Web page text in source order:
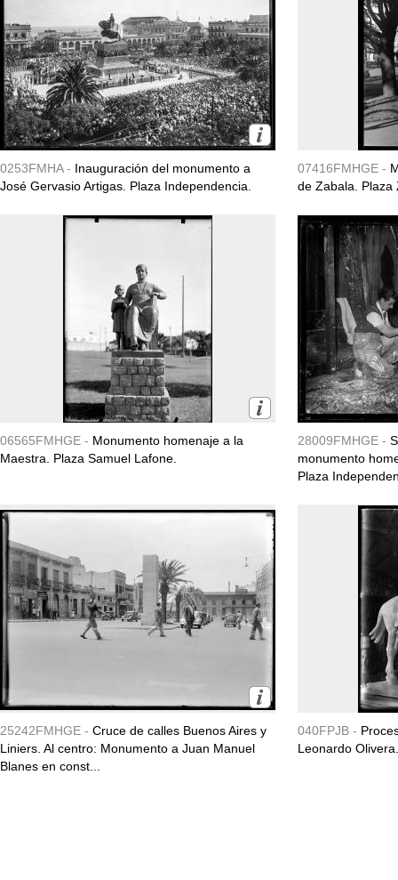
0253FMHA - Inauguración del monumento a
José Gervasio Artigas. Plaza Independencia.
07416FMHGE -
de Zabala. Plaza
06565FMHGE - Monumento homenaje a la
Maestra. Plaza Samuel Lafone.
28009FMHGE -
monumento
Plaza
25242FMHGE - Cruce de calles Buenos Aires y
Liniers. Al centro: Monumento a Juan Manuel
Blanes en const...
040FPJB -
Leonardo